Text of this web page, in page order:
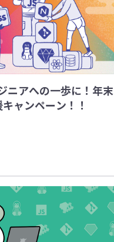
ニアへの一歩に！年末
ャンペーン！！